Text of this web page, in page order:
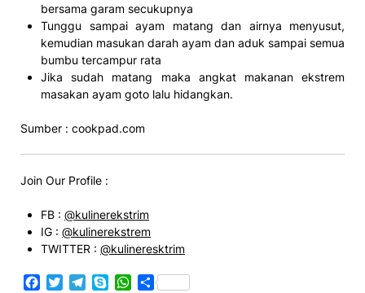
bersama garam secukupnya
Tunggu sampai ayam matang dan airnya menyusut,
kemudian masukan darah ayam dan aduk sampai semua
bumbu tercampur rata
Jika sudah matang maka angkat makanan ekstrem
masakan ayam goto lalu hidangkan.
Sumber : cookpad.com
Join Our Profile :
FB : @kulinerekstrim
IG : @kulinerekstrem
TWITTER : @kulineresktrim
Facebook
TwitterTelegram
SkypeWhatsApp
Share